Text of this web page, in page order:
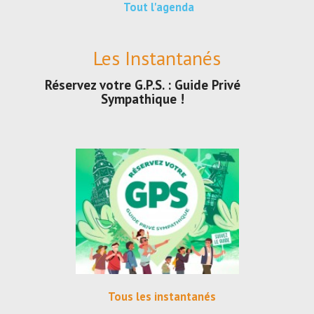
Tout l'agenda
Les Instantanés
Réservez votre G.P.S. : Guide Privé
Sympathique !
Tous les instantanés